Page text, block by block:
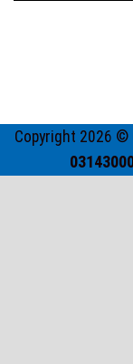
Copyright 2026 ©